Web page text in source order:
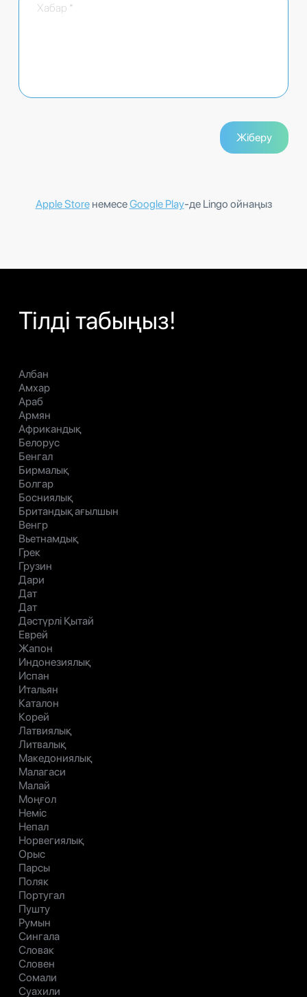
Apple StoreнемесеGoogle Play-де Lingo ойнаңыз
Тілді табыңыз!
Албан
Амхар
Араб
Армян
Африкандық
Белорус
Бенгал
Бирмалық
Болгар
Босниялық
Британдық ағылшын
Венгр
Вьетнамдық
Грек
Грузин
Дари
Дат
Дат
Дәстүрлі Қытай
Еврей
Жапон
Индонезиялық
Испан
Итальян
Каталон
Корей
Латвиялық
Литвалық
Македониялық
Малагаси
Малай
Моңғол
Неміс
Непал
Норвегиялық
Орыс
Парсы
Поляк
Португал
Пушту
Румын
Сингала
Словак
Словен
Сомали
Суахили